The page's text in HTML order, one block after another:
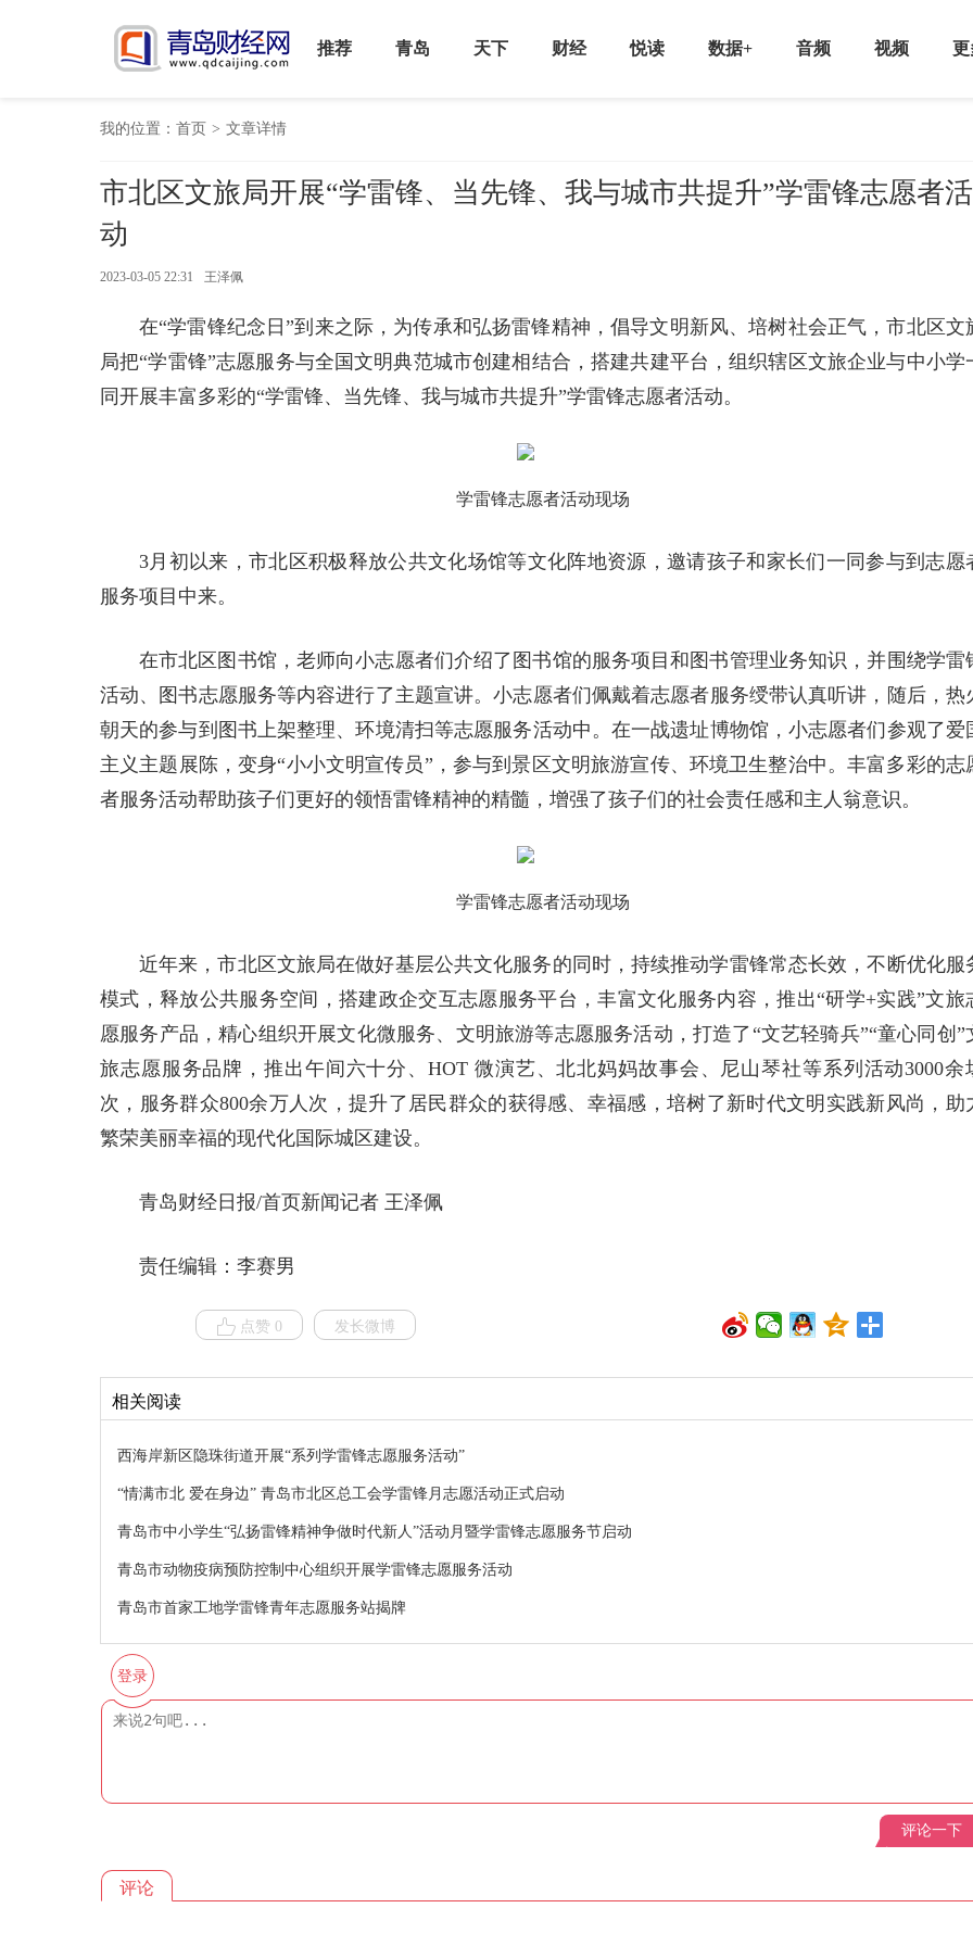
推荐 青岛 天下 财经 悦读 数据+ 音频 视频 更
我的位置： 首页 > 文章详情
市北区文旅局开展“学雷锋、当先锋、我与城市共提升”学雷锋志愿者活
动
2023-03-05 22:31 王泽佩
在“学雷锋纪念日”到来之际，为传承和弘扬雷锋精神，倡导文明新风、培树社会正气，市北区文
局把“学雷锋”志愿服务与全国文明典范城市创建相结合，搭建共建平台，组织辖区文旅企业与中小学
同开展丰富多彩的“学雷锋、当先锋、我与城市共提升”学雷锋志愿者活动。
学雷锋志愿者活动现场
3月初以来，市北区积极释放公共文化场馆等文化阵地资源，邀请孩子和家长们一同参与到志愿
服务项目中来。
在市北区图书馆，老师向小志愿者们介绍了图书馆的服务项目和图书管理业务知识，并围绕学雷
活动、图书志愿服务等内容进行了主题宣讲。小志愿者们佩戴着志愿者服务绶带认真听讲，随后，热
朝天的参与到图书上架整理、环境清扫等志愿服务活动中。在一战遗址博物馆，小志愿者们参观了爱
主义主题展陈，变身“小小文明宣传员”，参与到景区文明旅游宣传、环境卫生整治中。丰富多彩的志
者服务活动帮助孩子们更好的领悟雷锋精神的精髓，增强了孩子们的社会责任感和主人翁意识。
学雷锋志愿者活动现场
近年来，市北区文旅局在做好基层公共文化服务的同时，持续推动学雷锋常态长效，不断优化服
模式，释放公共服务空间，搭建政企交互志愿服务平台，丰富文化服务内容，推出“研学+实践”文旅
愿服务产品，精心组织开展文化微服务、文明旅游等志愿服务活动，打造了“文艺轻骑兵”“童心同创”
旅志愿服务品牌，推出午间六十分、HOT 微演艺、北北妈妈故事会、尼山琴社等系列活动3000余
次，服务群众800余万人次，提升了居民群众的获得感、幸福感，培树了新时代文明实践新风尚，助
繁荣美丽幸福的现代化国际城区建设。
青岛财经日报/首页新闻记者 王泽佩
责任编辑：李赛男
点赞 0 发长微博
相关阅读
西海岸新区隐珠街道开展“系列学雷锋志愿服务活动”
“情满市北 爱在身边” 青岛市北区总工会学雷锋月志愿活动正式启动
青岛市中小学生“弘扬雷锋精神争做时代新人”活动月暨学雷锋志愿服务节启动
青岛市动物疫病预防控制中心组织开展学雷锋志愿服务活动
青岛市首家工地学雷锋青年志愿服务站揭牌
登录
评论一下
评论